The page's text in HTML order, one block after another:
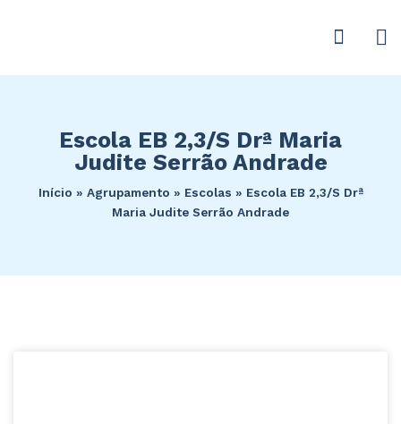
Escola EB 2,3/S Drª Maria
Judite Serrão Andrade
Início » Agrupamento » Escolas » Escola EB 2,3/S Drª
Maria Judite Serrão Andrade